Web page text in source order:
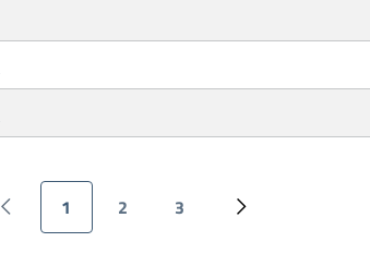
Pagina precedente
Pagina attuale
1
Page
2
Page
3
Pagina